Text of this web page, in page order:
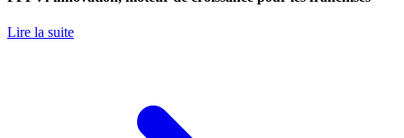
Lire la suite